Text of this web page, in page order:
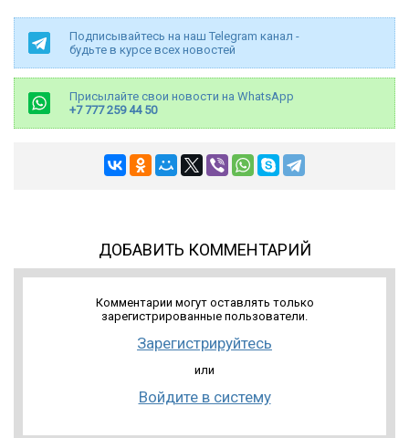
Подписывайтесь на наш Telegram канал -
будьте в курсе всех новостей
Присылайте свои новости на WhatsApp
+7 777 259 44 50
ДОБАВИТЬ КОММЕНТАРИЙ
Комментарии могут оставлять только
зарегистрированные пользователи.
Зарегистрируйтесь
или
Войдите в систему